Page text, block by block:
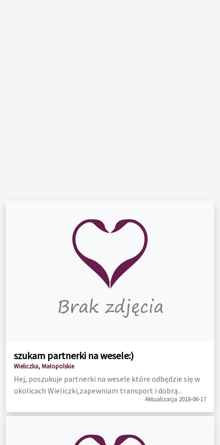
szukam partnerki na wesele:)
Wieliczka, Małopolskie
Hej, poszukuje partnerki na wesele które odbędzie się w
okolicach Wieliczki,zapewniam transport i dobrą...
Aktualizacja 2018-06-17